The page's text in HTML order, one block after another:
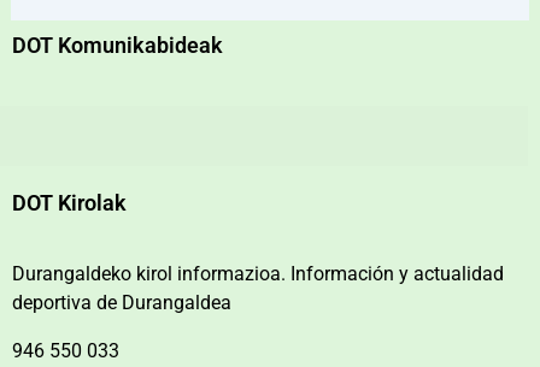
DOT Komunikabideak
DOT Kirolak
Durangaldeko kirol informazioa. Información y actualidad
deportiva de Durangaldea
946 550 033